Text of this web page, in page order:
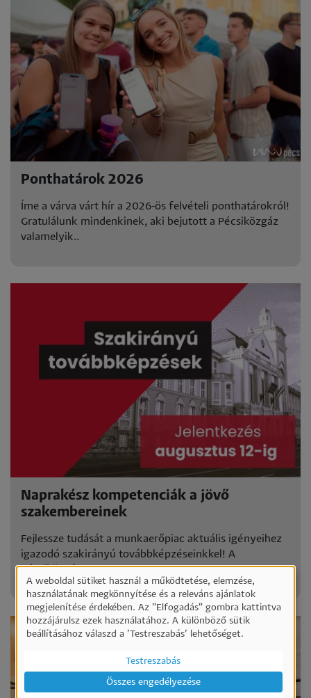
Ponthatárok 2026
Íme a várva várt hír a 2026-ös felvételi ponthatárokról!
Gratulálunk mindenkinek, aki bejutott a Pécsiközgáz
valamelyik..
Naprakész kompetenciák a jövő
szakembereinek
Fejlessze tudását a munkaerőpiac aktuális igényeihez
igazodó szakirányú továbbképzéseinkkel! A
Pécsiközgáz..
Személyes
adatok
és
használata
A weboldal sütiket használ a működtetése, elemzése,
használatának megkönnyítése és a releváns ajánlatok
megjelenítése érdekében. Az "Elfogadás" gombra kattintva
hozzájárulsz ezek használatához. A különböző sütik
beállításához válaszd a ’Testreszabás’ lehetőséget.
Testreszabás
Összes engedélyezése